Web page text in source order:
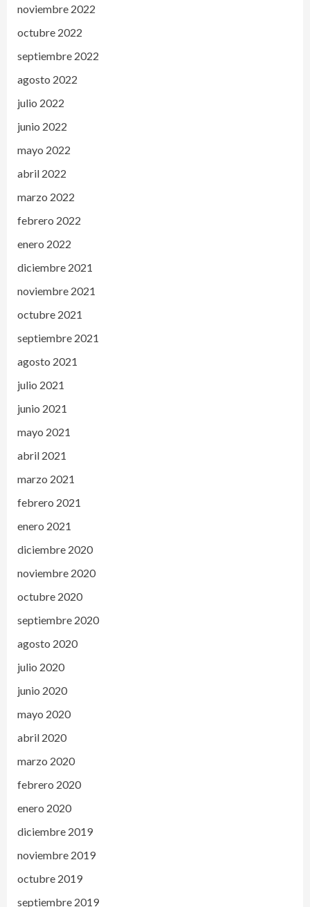
noviembre 2022
octubre 2022
septiembre 2022
agosto 2022
julio 2022
junio 2022
mayo 2022
abril 2022
marzo 2022
febrero 2022
enero 2022
diciembre 2021
noviembre 2021
octubre 2021
septiembre 2021
agosto 2021
julio 2021
junio 2021
mayo 2021
abril 2021
marzo 2021
febrero 2021
enero 2021
diciembre 2020
noviembre 2020
octubre 2020
septiembre 2020
agosto 2020
julio 2020
junio 2020
mayo 2020
abril 2020
marzo 2020
febrero 2020
enero 2020
diciembre 2019
noviembre 2019
octubre 2019
septiembre 2019